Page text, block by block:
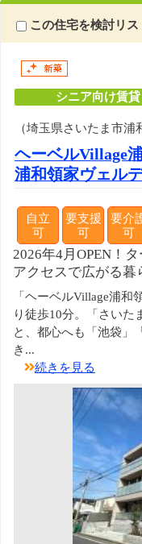
この住宅を検討リス
シニア向け賃貸
（埼玉県さいたま市浦
ヘーベルVillage
浦和領家ヴェル
自立
可
要支援
可
要介
可
2026年4月OPEN！
アクセスで広がる暮
「ヘーベルVillage浦和
り徒歩10分。「さいた
と、都心へも「池袋」
き...
続きを見る